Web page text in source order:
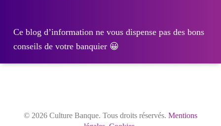
Ce blog d’information ne vous dispense pas des bons
conseils de votre banquier 😀
© 2026 Culture Banque. Tous droits réservés. Mentions